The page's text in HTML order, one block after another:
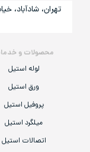
محصولات و
لوله استیل
ورق استیل
پروفیل استیل
میلگرد استیل
اتصالات استیل